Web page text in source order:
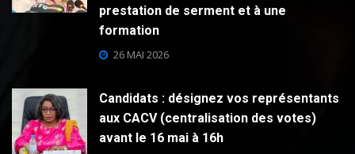
prestation de serment et à une
formation
26 MAI 2026
Candidats : désignez vos représentants
aux CACV (centralisation des votes)
avant le 16 mai à 16h